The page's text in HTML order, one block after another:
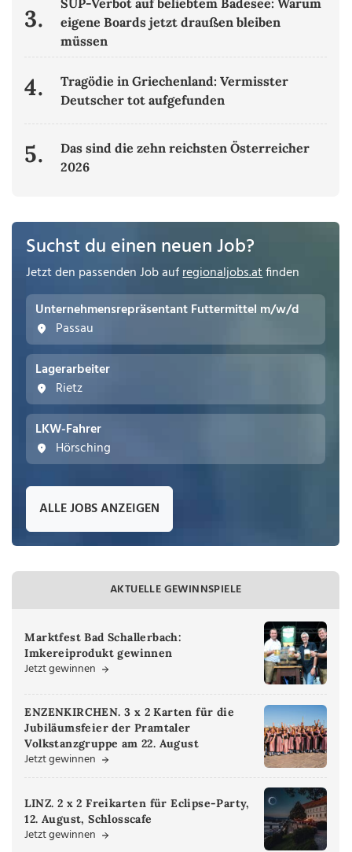
3.
SUP-Verbot auf beliebtem Badesee: Warum
eigene Boards jetzt draußen bleiben
müssen
4.
Tragödie in Griechenland: Vermisster
Deutscher tot aufgefunden
5.
Das sind die zehn reichsten Österreicher
2026
Suchst du einen neuen Job?
Jetzt den passenden Job aufregionaljobs.atfinden
Unternehmensrepräsentant Futtermittel m/w/d
Passau
Lagerarbeiter
Rietz
LKW-Fahrer
Hörsching
ALLE JOBS ANZEIGEN
AKTUELLE GEWINNSPIELE
Marktfest Bad Schallerbach:
Imkereiprodukt gewinnen
Jetzt gewinnen
ENZENKIRCHEN. 3 x 2 Karten für die
Jubiläumsfeier der Pramtaler
Volkstanzgruppe am 22. August
Jetzt gewinnen
LINZ. 2 x 2 Freikarten für Eclipse-Party,
12. August, Schlosscafe
Jetzt gewinnen